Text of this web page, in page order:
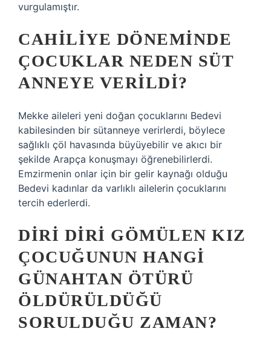
vurgulamıştır.
CAHILIYE DÖNEMINDE
ÇOCUKLAR NEDEN SÜT
ANNEYE VERILDI?
Mekke aileleri yeni doğan çocuklarını Bedevi
kabilesinden bir sütanneye verirlerdi, böylece
sağlıklı çöl havasında büyüyebilir ve akıcı bir
şekilde Arapça konuşmayı öğrenebilirlerdi.
Emzirmenin onlar için bir gelir kaynağı olduğu
Bedevi kadınlar da varlıklı ailelerin çocuklarını
tercih ederlerdi.
DIRI DIRI GÖMÜLEN KIZ
ÇOCUĞUNUN HANGI
GÜNAHTAN ÖTÜRÜ
ÖLDÜRÜLDÜĞÜ
SORULDUĞU ZAMAN?